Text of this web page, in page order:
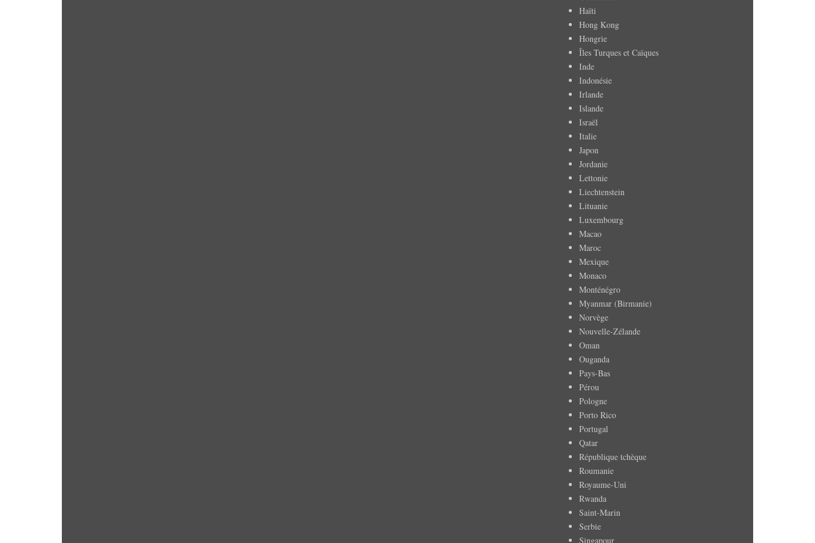
Haïti
Hong Kong
Hongrie
Îles Turques et Caïques
Inde
Indonésie
Irlande
Islande
Israël
Italie
Japon
Jordanie
Lettonie
Liechtenstein
Lituanie
Luxembourg
Macao
Maroc
Mexique
Monaco
Monténégro
Myanmar (Birmanie)
Norvège
Nouvelle-Zélande
Oman
Ouganda
Pays-Bas
Pérou
Pologne
Porto Rico
Portugal
Qatar
République tchèque
Roumanie
Royaume-Uni
Rwanda
Saint-Marin
Serbie
Singapour